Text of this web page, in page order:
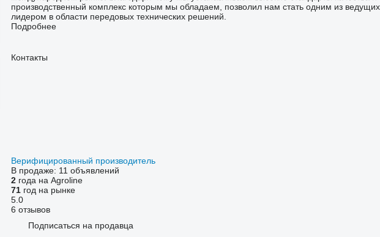
производственный комплекс которым мы обладаем, позволил нам стать одним из ведущих
лидером в области передовых технических решений.
Подробнее
Контакты
Верифицированный производитель
В продаже: 11 объявлений
2года на Agroline
71год на рынке
5.0
6 отзывов
Подписаться на продавца